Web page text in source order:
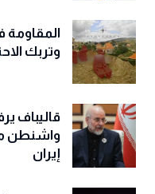
المقاومة
وتربك
قاليباف
واشنطن
إيران